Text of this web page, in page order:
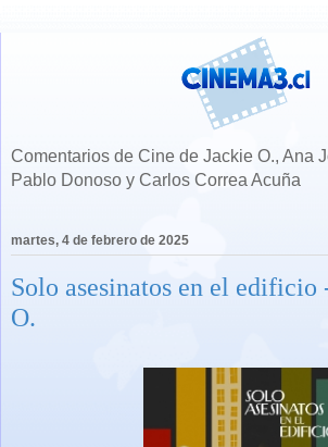
Comentarios de Cine de Jackie O., Ana
Pablo Donoso y Carlos Correa Acuña
martes, 4 de febrero de 2025
Solo asesinatos en el edificio
O.